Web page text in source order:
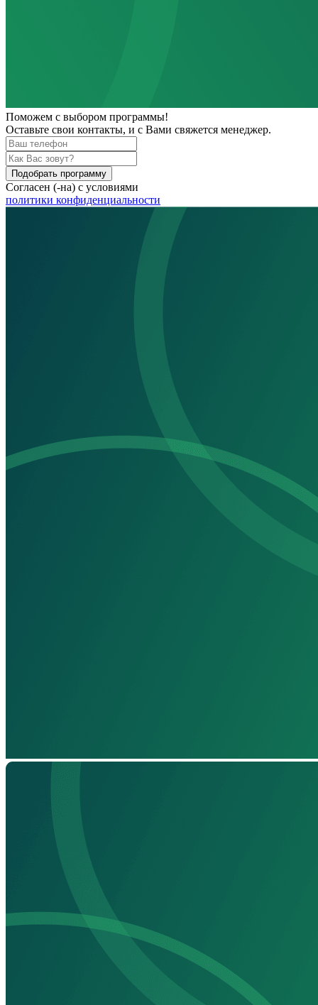
Поможем с выбором программы!
Оставьте свои контакты, и с Вами свяжется менеджер.
Подобрать программу
Согласен (-на) с условиями
политики конфиденциальности